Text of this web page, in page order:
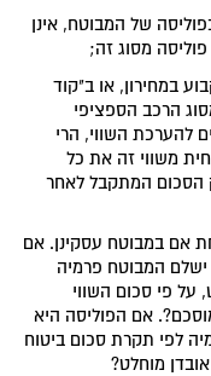
של המבוטח, אינן
מסוג זה;
במחירון, או ב"קוד
הרכב הספציפי
להערכת השווי, הרי
משווי זה את כל
הסכום המתקבל לאחר
אם במבוטח עסקינן. אם
ישלם המבוטח פרמיה
על פי סכום השווי
אם הפוליסה היא
לפי תקרת סכום ביטוח
מוחלט?